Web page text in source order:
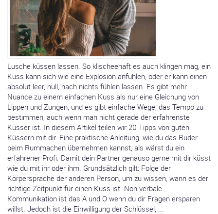
Lusche küssen lassen. So klischeehaft es auch klingen mag, ein
Kuss kann sich wie eine Explosion anfühlen, oder er kann einen
absolut leer, null, nach nichts fühlen lassen. Es gibt mehr
Nuance zu einem einfachen Kuss als nur eine Gleichung von
Lippen und Zungen, und es gibt einfache Wege, das Tempo zu
bestimmen, auch wenn man nicht gerade der erfahrenste
Küsser ist. In diesem Artikel teilen wir 20 Tipps von guten
Küssern mit dir. Eine praktische Anleitung, wie du das Ruder
beim Rummachen übernehmen kannst, als wärst du ein
erfahrener Profi. Damit dein Partner genauso gerne mit dir küsst
wie du mit ihr oder ihm. Grundsätzlich gilt: Folge der
Körpersprache der anderen Person, um zu wissen, wann es der
richtige Zeitpunkt für einen Kuss ist. Non-verbale
Kommunikation ist das A und O wenn du dir Fragen ersparen
willst. Jedoch ist die Einwilligung der Schlüssel, ...